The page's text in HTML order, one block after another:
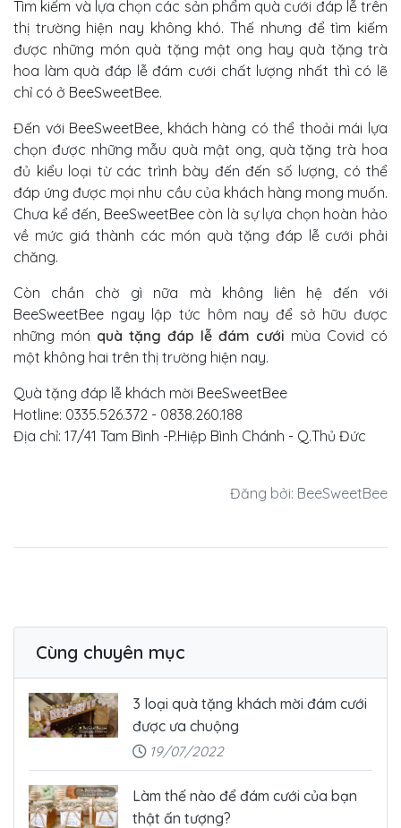
Tìm kiếm và lựa chọn các sản phẩm quà cưới đáp lễ trên
thị trường hiện nay không khó. Thế nhưng để tìm kiếm
được những món quà tặng mật ong hay quà tặng trà
hoa làm quà đáp lễ đám cưới chất lượng nhất thì có lẽ
chỉ có ở BeeSweetBee.
Đến với BeeSweetBee, khách hàng có thể thoải mái lựa
chọn được những mẫu quà mật ong, quà tặng trà hoa
đủ kiểu loại từ các trình bày đến đến số lượng, có thể
đáp ứng được mọi nhu cầu của khách hàng mong muốn.
Chưa kể đến, BeeSweetBee còn là sự lựa chọn hoàn hảo
về mức giá thành các món quà tặng đáp lễ cưới phải
chăng.
Còn chần chờ gì nữa mà không liên hệ đến với
BeeSweetBee ngay lập tức hôm nay để sở hữu được
những món quà tặng đáp lễ đám cưới mùa Covid có
một không hai trên thị trường hiện nay.
Quà tặng đáp lễ khách mời BeeSweetBee
Hotline: 0335.526.372 - 0838.260.188
Địa chỉ: 17/41 Tam Bình -P.Hiệp Bình Chánh - Q.Thủ Đức
Đăng bởi: BeeSweetBee
Cùng chuyên mục
3 loại quà tặng khách mời đám cưới
được ưa chuộng
19/07/2022
Làm thế nào để đám cưới của bạn
thật ấn tượng?